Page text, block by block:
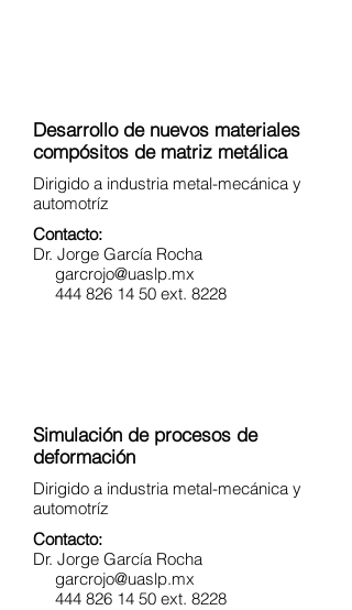
Desarrollo de nuevos materiales
compósitos de matriz metálica
Dirigido a industria metal-mecánica y
automotríz
Contacto:
Dr. Jorge García Rocha
garcrojo@uaslp.mx
444 826 14 50 ext. 8228
Simulación de procesos de
deformación
Dirigido a industria metal-mecánica y
automotríz
Contacto:
Dr. Jorge García Rocha
garcrojo@uaslp.mx
444 826 14 50 ext. 8228